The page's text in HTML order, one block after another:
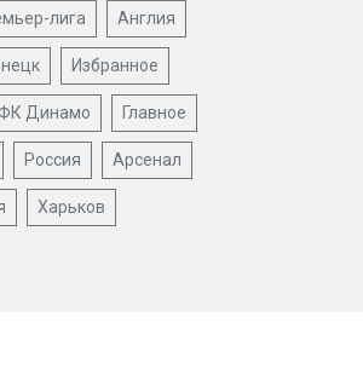
лига Англия
Избранное
Динамо Главное
Россия Арсенал
Харьков